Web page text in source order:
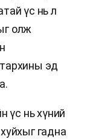
үс нь л
олж
эд
үс нь хүний
гадна